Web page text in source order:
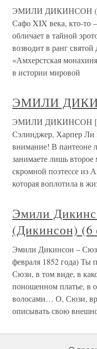
ЭМИЛИ ДИКИНСОН
Сафо XIX века, кто-то
обличает в тайной
возводит в ранг
«Амхерстская
в истории мировой
ЭМИЛИ
ЭМИЛИ ДИКИНСОН
Сэлинджер, Харпер Ли
внимание! В пантеоне
занимаете лишь
скромной поэтессе из
которая воплотила в
Эмили
(Дикинсон) (6
Эмили Дикинсон –
февраля 1852 года) Ты
Сюзи, в том виде, в
поношенном платье, в
волосами… О, Сюзи,
описывать свою